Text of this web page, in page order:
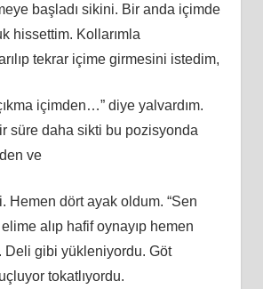
başladı sikini. Bir anda içimde
hissettim. Kollarımla
tekrar içime girmesini istedim,
içimden…” diye yalvardım.
süre daha sikti bu pozisyonda
ve
Hemen dört ayak oldum. “Sen
alıp hafif oynayıp hemen
Deli gibi yükleniyordu. Göt
tokatlıyordu.